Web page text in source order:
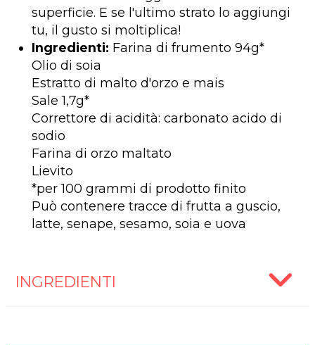
superficie. E se l'ultimo strato lo aggiungi
tu, il gusto si moltiplica!
Ingredienti: Farina di frumento 94g*
Olio di soia
Estratto di malto d'orzo e mais
Sale 1,7g*
Correttore di acidità: carbonato acido di
sodio
Farina di orzo maltato
Lievito
*per 100 grammi di prodotto finito
Può contenere tracce di frutta a guscio,
latte, senape, sesamo, soia e uova
INGREDIENTI